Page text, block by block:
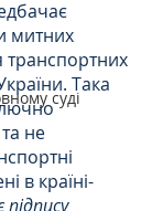
суді
митних
транспортних
Така
не
в країні-
підпису